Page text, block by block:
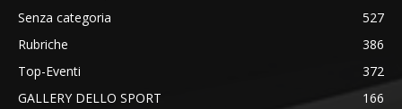
Senza categoria
527
Rubriche
386
Top-Eventi
372
GALLERY DELLO SPORT
166